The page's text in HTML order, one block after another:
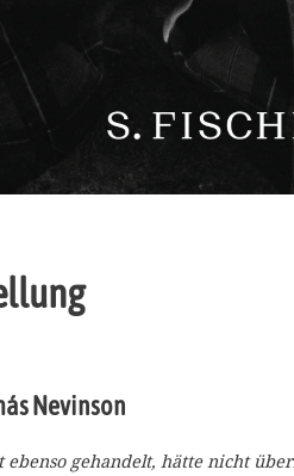
Nevinson
gehandelt, hätte nicht